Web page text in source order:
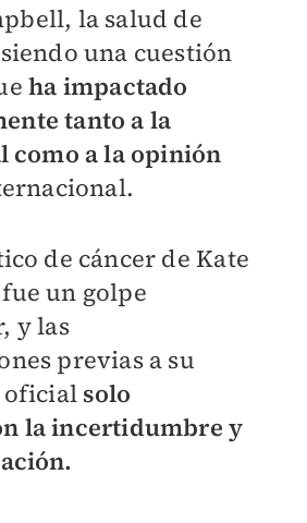
la salud de
una cuestión
ha impactado
tanto a la
como a la opinión
de cáncer de Kate
un golpe
y las
previas a su
oficialsolo
la incertidumbre y